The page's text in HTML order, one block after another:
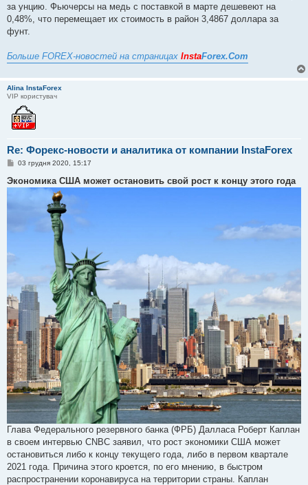
за унцию. Фьючерсы на медь с поставкой в марте дешевеют на
0,48%, что перемещает их стоимость в район 3,4867 доллара за
фунт.
Больше FOREX-новостей на страницах InstaForex.Com
Alina InstaForex
VIP користувач
Re: Форекс-новости и аналитика от компании InstaForex
П
в
і
03 грудня 2020, 15:17
Экономика США может остановить свой рост к концу этого года
Глава Федерального резервного банка (ФРБ) Далласа Роберт Каплан
в своем интервью CNBC заявил, что рост экономики США может
остановиться либо к концу текущего года, либо в первом квартале
2021 года. Причина этого кроется, по его мнению, в быстром
распространении коронавируса на территории страны. Каплан